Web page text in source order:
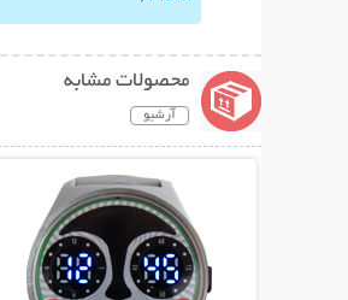
محصولات مشابه
آرشیو